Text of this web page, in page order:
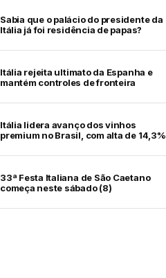
Sabia que o palácio do presidente da
Itália já foi residência de papas?
Itália rejeita ultimato da Espanha e
mantém controles de fronteira
Itália lidera avanço dos vinhos
premium no Brasil, com alta de 14,3%
33ª Festa Italiana de São Caetano
começa neste sábado (8)